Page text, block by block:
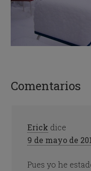
Comentarios
Erick dice
9 de mayo de
Pues yo he